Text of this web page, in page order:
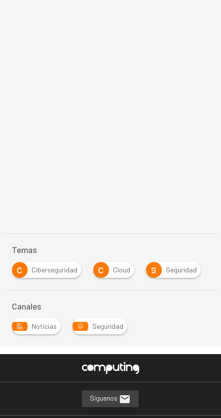
Temas
C
Ciberseguridad C Cloud S Seguridad
Canales
Noticias Seguridad
Síguenos